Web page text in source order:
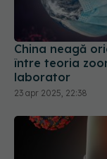
China neagă
între teoria
laborator
23 apr 2025, 22:38